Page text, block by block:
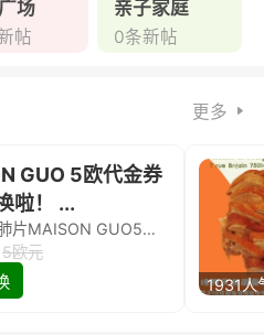
场
帖
亲子家庭
0条新帖
更多
GUO 5欧代金券
啦！ ...
郭氏夫妻肺片MAISON GUO5欧代金券限量兑换啦！
5欧元
1931人